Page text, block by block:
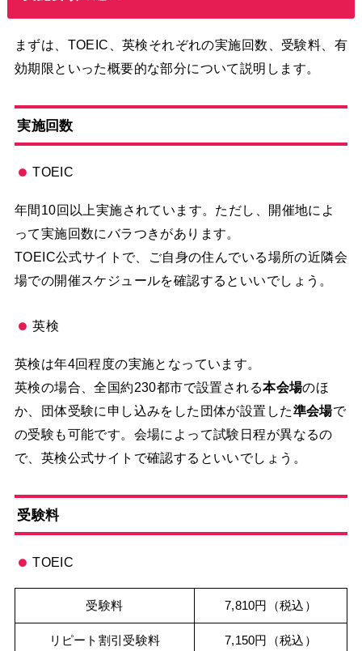
まずは、TOEIC、英検それぞれの実施回数、受験料、有
効期限といった概要的な部分について説明します。
実施回数
TOEIC
年間10回以上実施されています。ただし、開催地によ
って実施回数にバラつきがあります。
TOEIC公式サイトで、ご自身の住んでいる場所の近隣会
場での開催スケジュールを確認するといいでしょう。
英検
英検は年4回程度の実施となっています。
英検の場合、全国約230都市で設置される本会場のほ
か、団体受験に申し込みをした団体が設置した準会場で
の受験も可能です。会場によって試験日程が異なるの
で、英検公式サイトで確認するといいでしょう。
受験料
TOEIC
受験料 7,810円（税込）
リピート割引受験料 7,150円（税込）